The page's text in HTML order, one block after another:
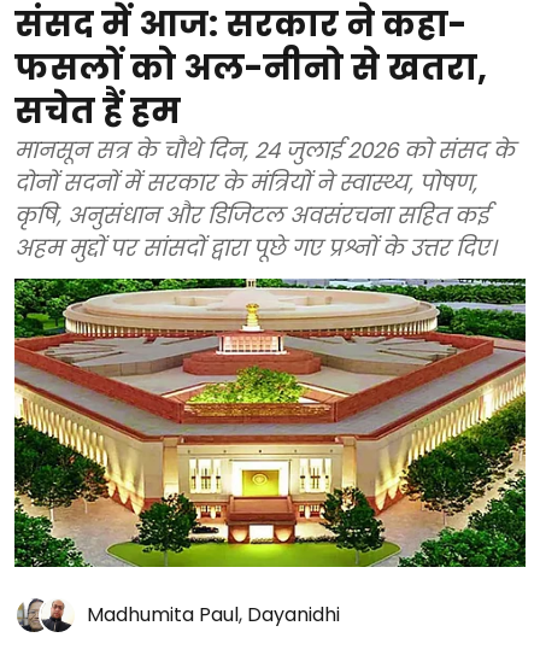
संसद में आज: सरकार ने कहा-
फसलों को अल-नीनो से खतरा,
सचेत हैं हम
मानसून सत्र के चौथे दिन, 24 जुलाई 2026 को संसद के
दोनों सदनों में सरकार के मंत्रियों ने स्वास्थ्य, पोषण,
कृषि, अनुसंधान और डिजिटल अवसंरचना सहित कई
अहम मुद्दों पर सांसदों द्वारा पूछे गए प्रश्नों के उत्तर दिए।
Madhumita Paul, Dayanidhi